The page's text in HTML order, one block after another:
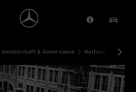
Anbieter/
Gesellschaft & Governance Haltung 80